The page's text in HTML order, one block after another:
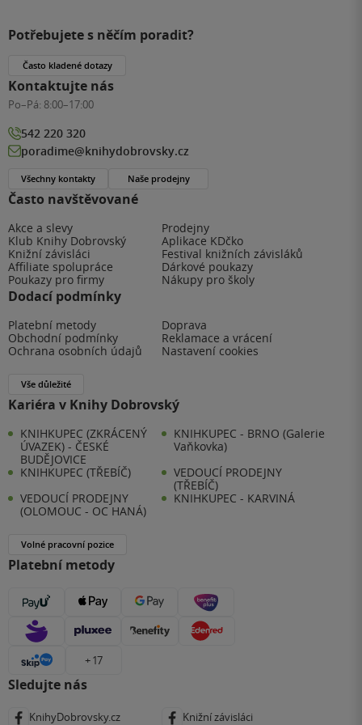
Často navštěvované
Akce a slevy
Prodejny
Klub Knihy Dobrovský
Aplikace KDčko
Knižní závisláci
Festival knižních závisláků
Affiliate spolupráce
Dárkové poukazy
Poukazy pro firmy
Nákupy pro školy
Dodací podmínky
Platební metody
Doprava
Obchodní podmínky
Reklamace a vrácení
Ochrana osobních údajů
Nastavení cookies
Vše důležité
Kariéra v Knihy Dobrovský
KNIHKUPEC (ZKRÁCENÝ
ÚVAZEK) - ČESKÉ
BUDĚJOVICE
KNIHKUPEC - BRNO (Galerie
Vaňkovka)
KNIHKUPEC (TŘEBÍČ)
VEDOUCÍ PRODEJNY
(TŘEBÍČ)
VEDOUCÍ PRODEJNY
(OLOMOUC - OC HANÁ)
KNIHKUPEC - KARVINÁ
Volné pracovní pozice
Platební metody
+ 17
Sledujte nás
KnihyDobrovsky.cz Knižní závisláci
Potřebujete s něčím poradit?
Často kladené dotazy
Kontaktujte nás
Po–Pá: 8:00–17:00
542 220 320
poradime@knihydobrovsky.cz
Všechny kontakty Naše prodejny